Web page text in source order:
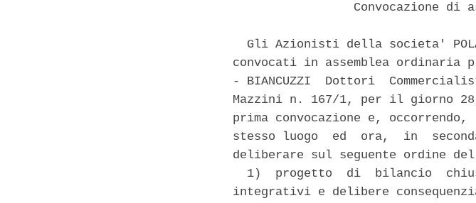
Convocazione di
Gli Azionisti della societa'
convocati in assemblea ordinaria
- BIANCUZZI  Dottori
Mazzini n. 167/1, per il giorno
prima convocazione e,
stesso luogo  ed  ora,  in
deliberare sul seguente ordine
1)  progetto  di  bilancio
integrativi e delibere